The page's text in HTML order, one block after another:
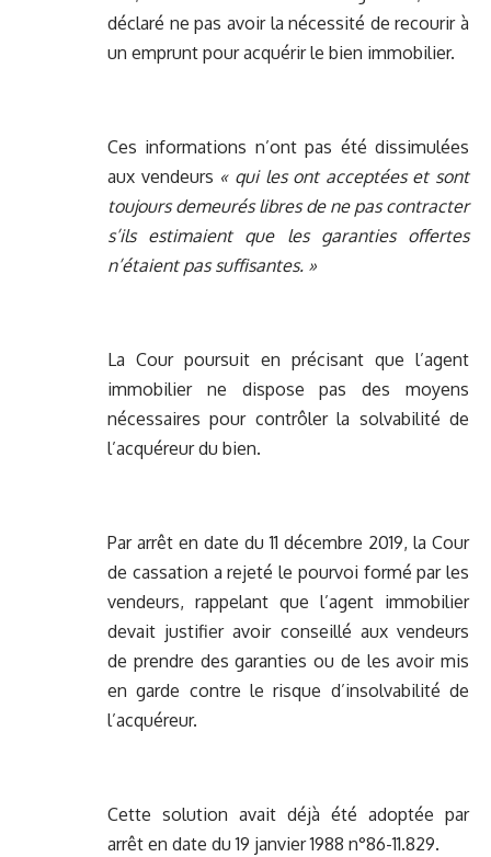
déclaré ne pas avoir la nécessité de recourir à
un emprunt pour acquérir le bien immobilier.
Ces informations n’ont pas été dissimulées
aux vendeurs « qui les ont acceptées et sont
toujours demeurés libres de ne pas contracter
s’ils estimaient que les garanties offertes
n’étaient pas suffisantes. »
La Cour poursuit en précisant que l’agent
immobilier ne dispose pas des moyens
nécessaires pour contrôler la solvabilité de
l’acquéreur du bien.
Par arrêt en date du 11 décembre 2019, la Cour
de cassation a rejeté le pourvoi formé par les
vendeurs, rappelant que l’agent immobilier
devait justifier avoir conseillé aux vendeurs
de prendre des garanties ou de les avoir mis
en garde contre le risque d’insolvabilité de
l’acquéreur.
Cette solution avait déjà été adoptée par
arrêt en date du 19 janvier 1988 n°86-11.829.